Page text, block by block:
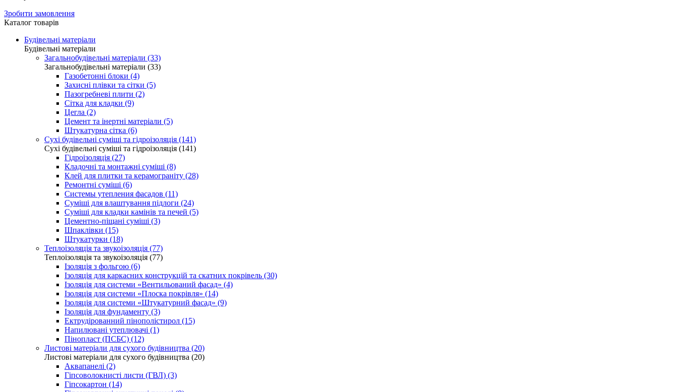
Зробити замовлення
Каталог товарів
Будівельні матеріали
Будівельні матеріали
Загальнобудівельні матеріали (33)
Загальнобудівельні матеріали (33)
Газобетонні блоки (4)
Захисні плівки та сітки (5)
Пазогребневі плити (2)
Сітка для кладки (9)
Цегла (2)
Цемент та інертні матеріали (5)
Штукатурна сітка (6)
Сухі будівельні суміші та гідроізоляція (141)
Сухі будівельні суміші та гідроізоляція (141)
Гідроізоляція (27)
Кладочні та монтажні суміші (8)
Клей для плитки та керамограніту (28)
Ремонтні суміші (6)
Системы утепления фасадов (11)
Суміші для влаштування підлоги (24)
Суміші для кладки камінів та печей (5)
Цементно-піщані суміші (3)
Шпаклівки (15)
Штукатурки (18)
Теплоізоляція та звукоізоляція (77)
Теплоізоляція та звукоізоляція (77)
Ізоляція з фольгою (6)
Ізоляція для каркасних конструкцій та скатних покрівель (30)
Ізоляція для системи «Вентильований фасад» (4)
Ізоляція для системи «Плоска покрівля» (14)
Ізоляція для системи «Штукатурний фасад» (9)
Ізоляція для фундаменту (3)
Ектрудірованний пінополістирол (15)
Напилювані утеплювачі (1)
Пінопласт (ПСБС) (12)
Листові матеріали для сухого будівництва (20)
Листові матеріали для сухого будівництва (20)
Аквапанелі (2)
Гіпсоволокнисті листи (ГВЛ) (3)
Гіпсокартон (14)